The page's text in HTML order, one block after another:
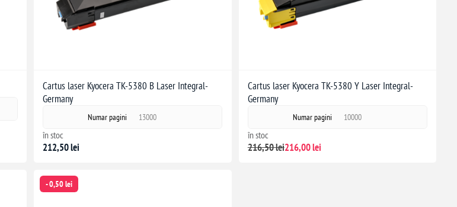
Cartus laser Kyocera TK-5380 B Laser Integral-
Germany
Numar pagini 13000
în stoc
212,50 lei
Cartus laser Kyocera TK-5380 Y Laser Integral-
Germany
Numar pagini 10000
în stoc
216,50 lei216,00 lei
- 0,50 lei